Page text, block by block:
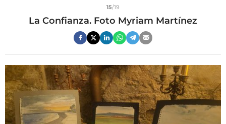
15/19
La Confianza. Foto Myriam Martínez